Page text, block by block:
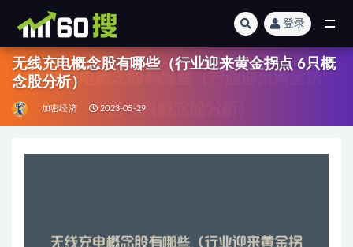
登录
无线充电概念股有哪些（行业迎来黄金拐点 6只概
念股分析）
加密经济 2023-05-29